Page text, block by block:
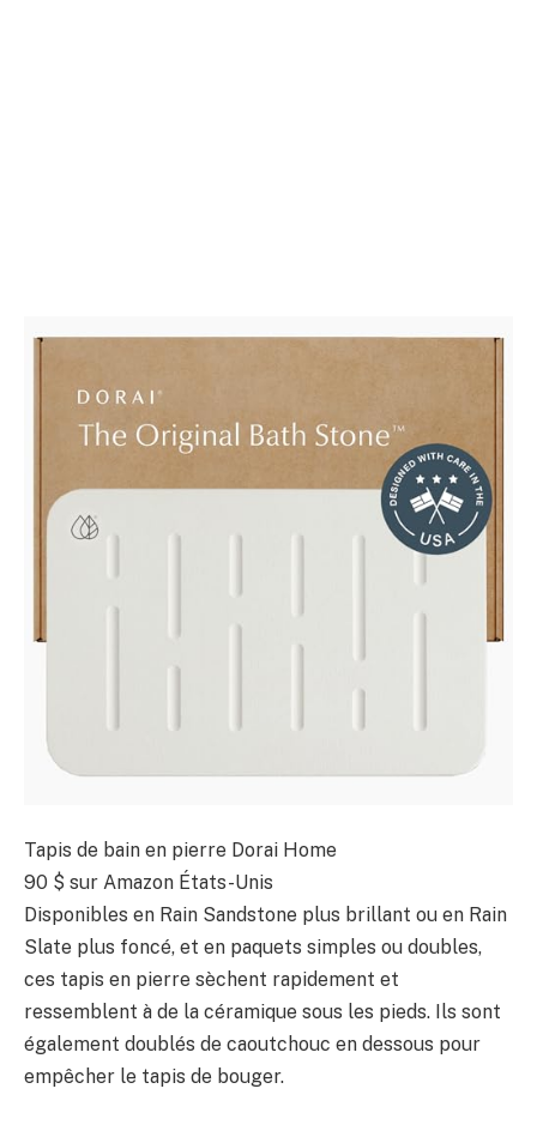
Tapis de bain en pierre Dorai Home
90 $ sur Amazon États-Unis
Disponibles en Rain Sandstone plus brillant ou en Rain
Slate plus foncé, et en paquets simples ou doubles,
ces tapis en pierre sèchent rapidement et
ressemblent à de la céramique sous les pieds. Ils sont
également doublés de caoutchouc en dessous pour
empêcher le tapis de bouger.